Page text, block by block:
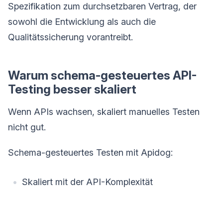
Spezifikation zum durchsetzbaren Vertrag, der
sowohl die Entwicklung als auch die
Qualitätssicherung vorantreibt.
Warum schema-gesteuertes API-
Testing besser skaliert
Wenn APIs wachsen, skaliert manuelles Testen
nicht gut.
Schema-gesteuertes Testen mit Apidog:
Skaliert mit der API-Komplexität